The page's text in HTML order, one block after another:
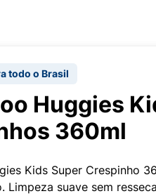
todo o Brasil
Huggies
360ml
Kids Super Crespinho
Limpeza suave sem